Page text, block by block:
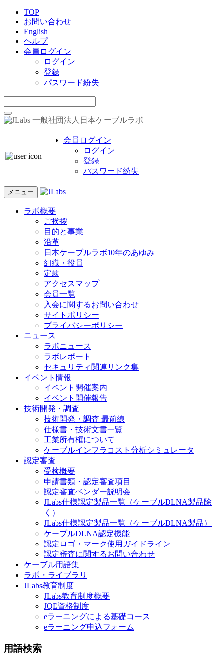
TOP
お問い合わせ
English
ヘルプ
会員ログイン
ログイン
登録
パスワード紛失
一般社団法人日本ケーブルラボ
会員ログイン
ログイン
登録
パスワード紛失
メニュー
ラボ概要
ご挨拶
目的と事業
沿革
日本ケーブルラボ10年のあゆみ
組織・役員
定款
アクセスマップ
会員一覧
入会に関するお問い合わせ
サイトポリシー
プライバシーポリシー
ニュース
ラボニュース
ラボレポート
セキュリティ関連リンク集
イベント情報
イベント開催案内
イベント開催報告
技術開発・調査
技術開発・調査 最前線
仕様書・技術文書一覧
工業所有権について
ケーブルインフラコスト分析シミュレータ
認定審査
受検概要
申請書類・認定審査項目
認定審査ベンダー説明会
JLabs仕様認定製品一覧（ケーブルDLNA製品除
く）
JLabs仕様認定製品一覧（ケーブルDLNA製品）
ケーブルDLNA認定機能
認定ロゴ・マーク使用ガイドライン
認定審査に関するお問い合わせ
ケーブル用語集
ラボ・ライブラリ
JLabs教育制度
JLabs教育制度概要
JQE資格制度
eラーニングによる基礎コース
eラーニング申込フォーム
用語検索